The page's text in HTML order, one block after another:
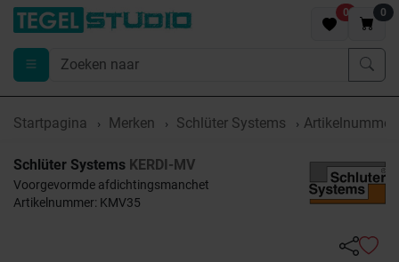
0 0
Startpagina Merken Schlüter Systems
Schlüter Systems KERDI-MV
Voorgevormde afdichtingsmanchet
Artikelnummer: KMV35